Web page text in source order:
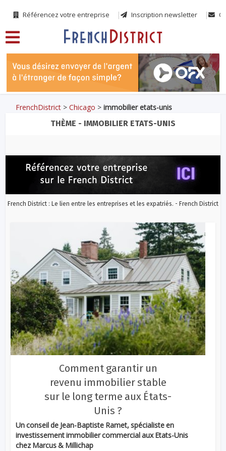
Référencez votre entreprise Inscription newsletter
FrenchDistrict >Chicago >immobilier etats-unis
THÈME - IMMOBILIER ETATS-UNIS
French District : Le lien entre les entreprises et les expatriés. - French District
Comment garantir un
revenu immobilier stable
sur le long terme aux États-
Unis ?
Un conseil de Jean-Baptiste Ramet, spécialiste en
investissement immobilier commercial aux Etats-Unis
chez Marcus & Millichap